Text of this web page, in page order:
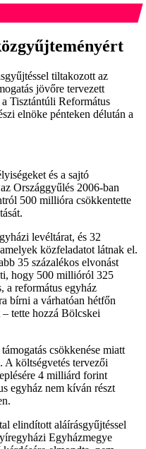
tiltakozott az
jövőre tervezett
Tisztántúli Református
elnöke pénteken délután a
és a sajtó
Országgyűlés 2006-ban
500 millióra csökkentette
levéltárat, és 32
közfeladatot látnak el.
35 százalékos elvonást
hogy 500 millióról 325
a református egyház
bírni a várhatóan hétfőn
tette hozzá Bölcskei
csökkenése miatt
A költségvetés tervezői
4 milliárd forint
egyház nem kíván részt
elindított aláírásgyűjtéssel
Egyházmegye